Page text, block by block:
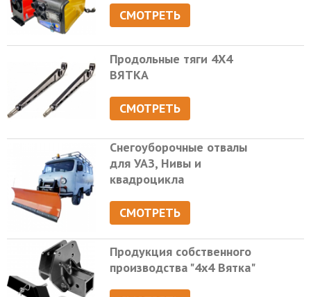
СМОТРЕТЬ
Продольные тяги 4Х4
ВЯТКА
СМОТРЕТЬ
Снегоуборочные отвалы
для УАЗ, Нивы и
квадроцикла
СМОТРЕТЬ
Продукция собственного
производства "4х4 Вятка"